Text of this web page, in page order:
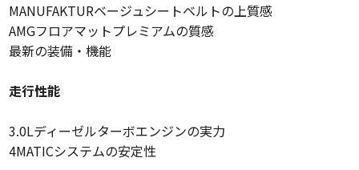
MANUFAKTURベージュシートベルトの上質感
AMGフロアマットプレミアムの質感
最新の装備・機能
走行性能
3.0Lディーゼルターボエンジンの実力
4MATICシステムの安定性